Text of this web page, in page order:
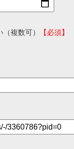
複数可）
【必須】